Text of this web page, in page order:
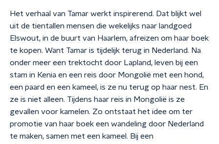
Het verhaal van Tamar werkt inspirerend. Dat blijkt wel
uit de tientallen mensen die wekelijks naar landgoed
Elswout, in de buurt van Haarlem, afreizen om haar boek
te kopen. Want Tamar is tijdelijk terug in Nederland. Na
onder meer een trektocht door Lapland, leven bij een
stam in Kenia en een reis door Mongolië met een hond,
een paard en een kameel, is ze nu terug op haar nest. En
ze is niet alleen. Tijdens haar reis in Mongolië is ze
gevallen voor kamelen. Zo ontstaat het idee om ter
promotie van haar boek een wandeling door Nederland
te maken, samen met een kameel. Bij een